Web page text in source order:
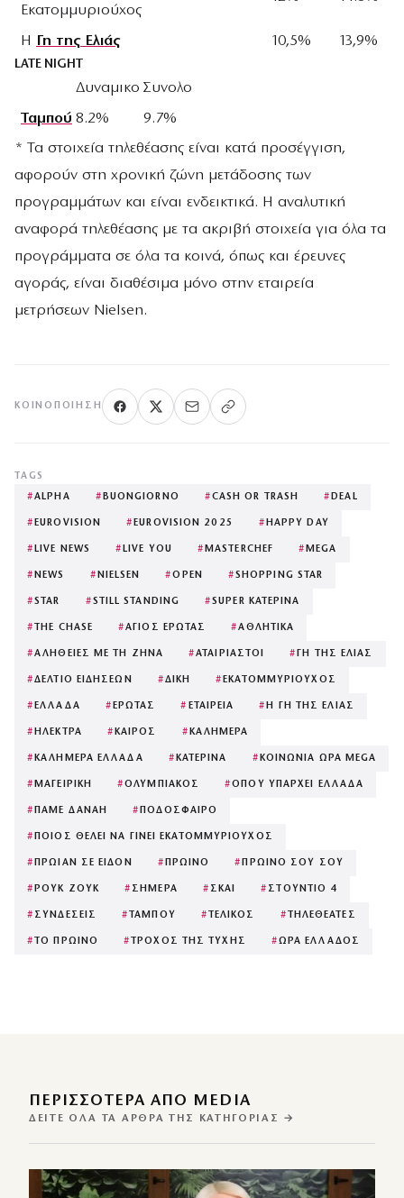
Εκατομμυριούχος
Η Γη της Ελιάς 10,5% 13,9%
LATE NIGHT
Δυναμικο Συνολο
Ταμπού 8.2%
9.7%
* Τα στοιχεία τηλεθέασης είναι κατά προσέγγιση,
αφορούν στη χρονική ζώνη μετάδοσης των
προγραμμάτων και είναι ενδεικτικά. Η αναλυτική
αναφορά τηλεθέασης με τα ακριβή στοιχεία για όλα τα
προγράμματα σε όλα τα κοινά, όπως και έρευνες
αγοράς, είναι διαθέσιμα μόνο στην εταιρεία
μετρήσεων Nielsen.
ΚΟΙΝΟΠΟΊΗΣΗ
TAGS
#ALPHA # BUONGIORNO #CASH OR TRASH # DEAL
# EUROVISION # EUROVISION 2025 # HAPPY DAY
# LIVE NEWS # LIVE YOU # MASTERCHEF # MEGA
# NEWS # NIELSEN #OPEN #SHOPPING STAR
#STAR #STILL STANDING #SUPER ΚΑΤΕΡΙΝΑ
# THE CHASE #ΑΓΙΟΣ ΕΡΩΤΑΣ #ΑΘΛΗΤΙΚΑ
#ΑΛΗΘΕΙΕΣ ΜΕ ΤΗ ΖΗΝΑ #ΑΤΑΙΡΙΑΣΤΟΙ # ΓΗ ΤΗΣ ΕΛΙΑΣ
#ΔΕΛΤΙΟ ΕΙΔΗΣΕΩΝ #ΔΙΚΗ # ΕΚΑΤΟΜΜΥΡΙΟΥΧΟΣ
# ΕΛΛΑΔΑ # ΕΡΩΤΑΣ # ΕΤΑΙΡΕΙΑ # Η ΓΗ ΤΗΣ ΕΛΙΑΣ
# ΗΛΕΚΤΡΑ # ΚΑΙΡΟΣ # ΚΑΛΗΜΕΡΑ
# ΚΑΛΗΜΕΡΑ ΕΛΛΑΔΑ # ΚΑΤΕΡΙΝΑ # ΚΟΙΝΩΝΙΑ ΩΡΑ MEGA
# ΜΑΓΕΙΡΙΚΗ #ΟΛΥΜΠΙΑΚΟΣ #ΟΠΟΥ ΥΠΑΡΧΕΙ ΕΛΛΑΔΑ
# ΠΑΜΕ ΔΑΝΑΗ # ΠΟΔΟΣΦΑΙΡΟ
# ΠΟΙΟΣ ΘΕΛΕΙ ΝΑ ΓΙΝΕΙ ΕΚΑΤΟΜΜΥΡΙΟΥΧΟΣ
# ΠΡΩΙΑΝ ΣΕ ΕΙΔΟΝ # ΠΡΩΙΝΟ # ΠΡΩΙΝΟ ΣΟΥ ΣΟΥ
# ΡΟΥΚ ΖΟΥΚ # ΣΗΜΕΡΑ # ΣΚΑΙ # ΣΤΟΥΝΤΙΟ 4
# ΣΥΝΔΕΣΕΙΣ # ΤΑΜΠΟΥ # ΤΕΛΙΚΟΣ # ΤΗΛΕΘΕΑΤΕΣ
# ΤΟ ΠΡΩΙΝΟ # ΤΡΟΧΟΣ ΤΗΣ ΤΥΧΗΣ #ΩΡΑ ΕΛΛΑΔΟΣ
ΠΕΡΙΣΣΌΤΕΡΑ ΑΠΌ MEDIA
ΔΕΊΤΕ ΌΛΑ ΤΑ ΆΡΘΡΑ ΤΗΣ ΚΑΤΗΓΟΡΊΑΣ →